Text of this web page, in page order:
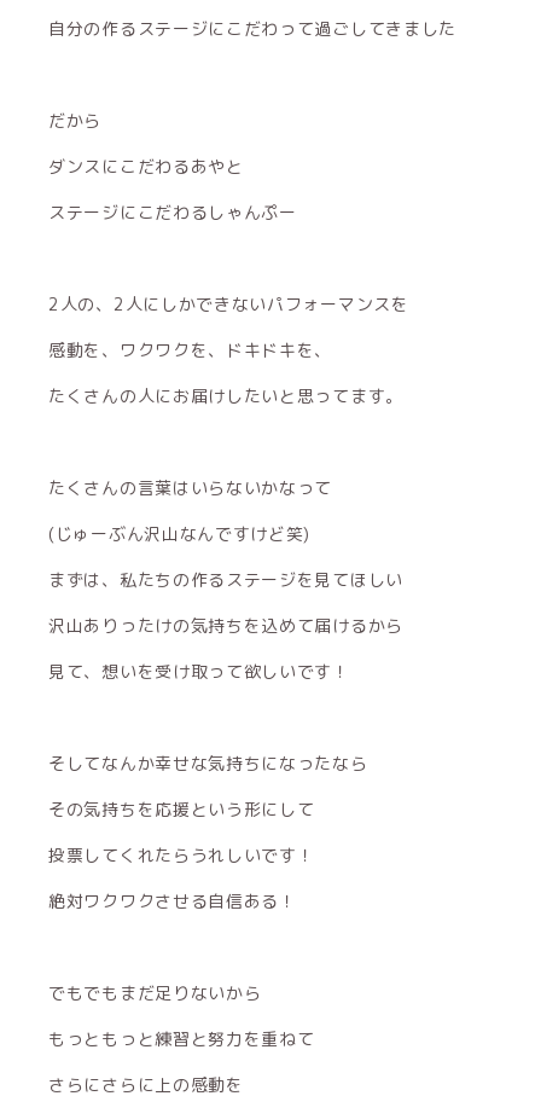
自分の作るステージにこだわって過ごしてきました
だから
ダンスにこだわるあやと
ステージにこだわるしゃんぷー
2人の、2人にしかできないパフォーマンスを
感動を、ワクワクを、ドキドキを、
たくさんの人にお届けしたいと思ってます。
たくさんの言葉はいらないかなって
(じゅーぶん沢山なんですけど笑)
まずは、私たちの作るステージを見てほしい
沢山ありったけの気持ちを込めて届けるから
見て、想いを受け取って欲しいです！
そしてなんか幸せな気持ちになったなら
その気持ちを応援という形にして
投票してくれたらうれしいです！
絶対ワクワクさせる自信ある！
でもでもまだ足りないから
もっともっと練習と努力を重ねて
さらにさらに上の感動を